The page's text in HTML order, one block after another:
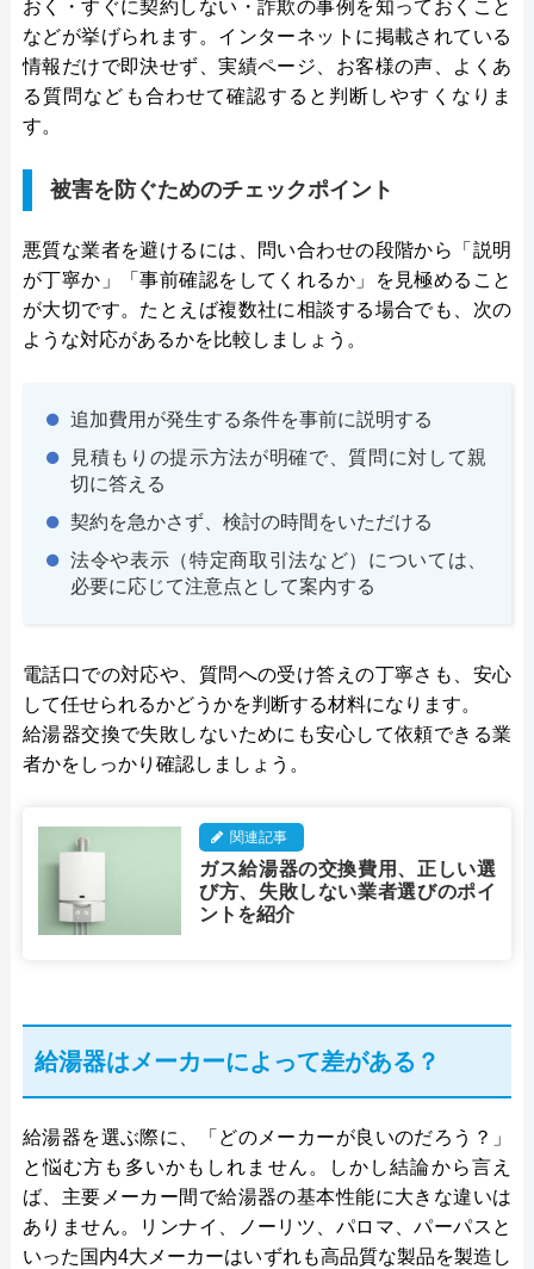
おく・すぐに契約しない・詐欺の事例を知っておくこと
などが挙げられます。インターネットに掲載されている
情報だけで即決せず、実績ページ、お客様の声、よくあ
る質問なども合わせて確認すると判断しやすくなりま
す。
被害を防ぐためのチェックポイント
悪質な業者を避けるには、問い合わせの段階から「説明
が丁寧か」「事前確認をしてくれるか」を見極めること
が大切です。たとえば複数社に相談する場合でも、次の
ような対応があるかを比較しましょう。
追加費用が発生する条件を事前に説明する
見積もりの提示方法が明確で、質問に対して親
切に答える
契約を急かさず、検討の時間をいただける
法令や表示（特定商取引法など）については、
必要に応じて注意点として案内する
電話口での対応や、質問への受け答えの丁寧さも、安心
して任せられるかどうかを判断する材料になります。
給湯器交換で失敗しないためにも安心して依頼できる業
者かをしっかり確認しましょう。
関連記事
ガス給湯器の交換費用、正しい選
び方、失敗しない業者選びのポイ
ントを紹介
給湯器はメーカーによって差がある？
給湯器を選ぶ際に、「どのメーカーが良いのだろう？」
と悩む方も多いかもしれません。しかし結論から言え
ば、主要メーカー間で給湯器の基本性能に大きな違いは
ありません。リンナイ、ノーリツ、パロマ、パーパスと
いった国内4大メーカーはいずれも高品質な製品を製造し